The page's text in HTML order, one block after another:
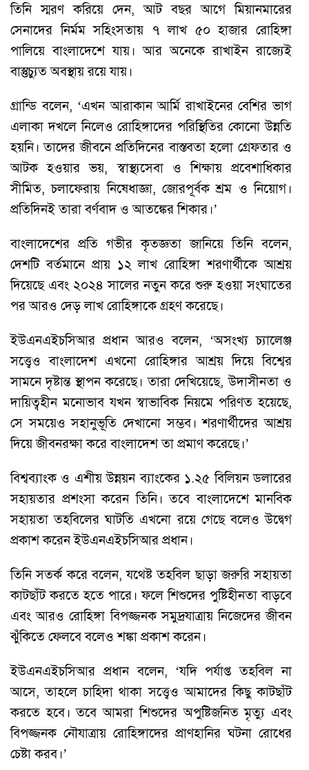
তিনি স্মরণ করিয়ে দেন, আট বছর আগে মিয়ানমারের
সেনাদের নির্মম সহিংসতায় ৭ লাখ ৫০ হাজার রোহিঙ্গা
পালিয়ে বাংলাদেশে যায়। আর অনেকে রাখাইন রাজ্যেই
বাস্তুচ্যুত অবস্থায় রয়ে যায়।
গ্রান্ডি বলেন, ‘এখন আরাকান আর্মি রাখাইনের বেশির ভাগ
এলাকা দখলে নিলেও রোহিঙ্গাদের পরিস্থিতির কোনো উন্নতি
হয়নি। তাদের জীবনে প্রতিদিনের বাস্তবতা হলো গ্রেফতার ও
আটক হওয়ার ভয়, স্বাস্থ্যসেবা ও শিক্ষায় প্রবেশাধিকার
সীমিত, চলাফেরায় নিষেধাজ্ঞা, জোরপূর্বক শ্রম ও নিয়োগ।
প্রতিদিনই তারা বর্ণবাদ ও আতঙ্কের শিকার।’
বাংলাদেশের প্রতি গভীর কৃতজ্ঞতা জানিয়ে তিনি বলেন,
দেশটি বর্তমানে প্রায় ১২ লাখ রোহিঙ্গা শরণার্থীকে আশ্রয়
দিয়েছে এবং ২০২৪ সালের নতুন করে শুরু হওয়া সংঘাতের
পর আরও দেড় লাখ রোহিঙ্গাকে গ্রহণ করেছে।
ইউএনএইচসিআর প্রধান আরও বলেন, ‘অসংখ্য চ্যালেঞ্জ
সত্ত্বেও বাংলাদেশ এখনো রোহিঙ্গার আশ্রয় দিয়ে বিশ্বের
সামনে দৃষ্টান্ত স্থাপন করেছে। তারা দেখিয়েছে, উদাসীনতা ও
দায়িত্বহীন মনোভাব যখন স্বাভাবিক নিয়মে পরিণত হয়েছে,
সে সময়েও সহানুভূতি দেখানো সম্ভব। শরণার্থীদের আশ্রয়
দিয়ে জীবনরক্ষা করে বাংলাদেশ তা প্রমাণ করেছে।’
বিশ্বব্যাংক ও এশীয় উন্নয়ন ব্যাংকের ১.২৫ বিলিয়ন ডলারের
সহায়তার প্রশংসা করেন তিনি। তবে বাংলাদেশে মানবিক
সহায়তা তহবিলের ঘাটতি এখনো রয়ে গেছে বলেও উদ্বেগ
প্রকাশ করেন ইউএনএইচসিআর প্রধান।
তিনি সতর্ক করে বলেন, যথেষ্ট তহবিল ছাড়া জরুরি সহায়তা
কাটছাঁট করতে হতে পারে। ফলে শিশুদের পুষ্টিহীনতা বাড়বে
এবং আরও রোহিঙ্গা বিপজ্জনক সমুদ্রযাত্রায় নিজেদের জীবন
ঝুঁকিতে ফেলবে বলেও শঙ্কা প্রকাশ করেন।
ইউএনএইচসিআর প্রধান বলেন, ‘যদি পর্যাপ্ত তহবিল না
আসে, তাহলে চাহিদা থাকা সত্ত্বেও আমাদের কিছু কাটছাঁট
করতে হবে। তবে আমরা শিশুদের অপুষ্টিজনিত মৃত্যু এবং
বিপজ্জনক নৌযাত্রায় রোহিঙ্গাদের প্রাণহানির ঘটনা রোধের
চেষ্টা করব।’